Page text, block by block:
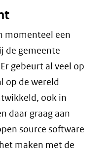
momenteel een
de gemeente
gebeurt al veel op
op de wereld
ook in
daar graag aan
source software
maken met de